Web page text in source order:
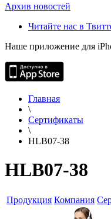
Архив новостей
Читайте нас в
Наше приложение для
Главная
\
Сертификаты
\
HLB07-38
HLB07-38
Продукция Компания